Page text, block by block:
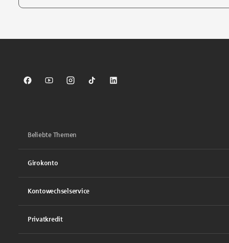
Sparkasse auf Facebook
Sparkasse auf Youtube
Sparkasse auf Instagram
Sparkasse auf TikTok
Sparkasse auf LinkedIn
Beliebte Themen
Girokonto
Kontowechselservice
Privatkredit